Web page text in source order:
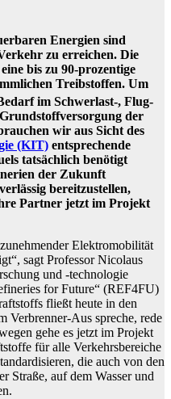
Energien sind
zu erreichen. Die
bis zu 90-prozentige
Treibstoffen. Um
im Schwerlast-, Flug-
der
wir aus Sicht des
(KIT) entsprechende
tatsächlich benötigt
der Zukunft
bereitzustellen,
Partner jetzt im Projekt
Elektromobilität
sagt Professor Nicolaus
und -technologie
for Future“ (REF4FU)
fließt heute in den
Verbrenner-Aus spreche, rede
gehe es jetzt im Projekt
für alle Verkehrsbereiche
die auch von den
Straße, auf dem Wasser und